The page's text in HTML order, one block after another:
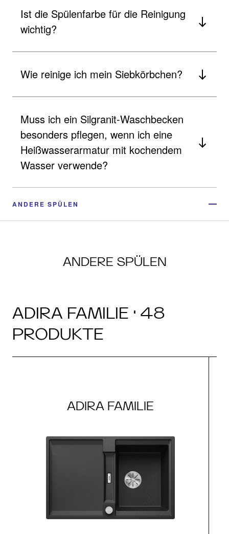
Ist die Spülenfarbe für die Reinigung
wichtig?
Wie reinige ich mein Siebkörbchen?
Muss ich ein Silgranit-Waschbecken
besonders pflegen, wenn ich eine
Heißwasserarmatur mit kochendem
Wasser verwende?
ANDERE SPÜLEN
ANDERE SPÜLEN
ADIRA FAMILIE · 48
PRODUKTE
ADIRA FAMILIE